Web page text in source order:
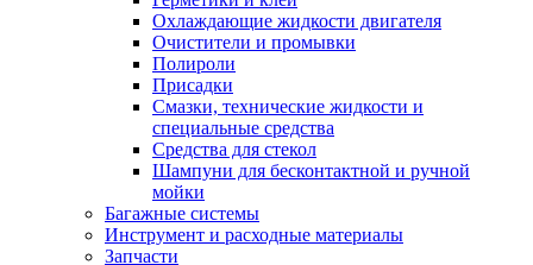
Охлаждающие жидкости двигателя
Очистители и промывки
Полироли
Присадки
Смазки, технические жидкости и
специальные средства
Средства для стекол
Шампуни для бесконтактной и ручной
мойки
Багажные системы
Инструмент и расходные материалы
Запчасти